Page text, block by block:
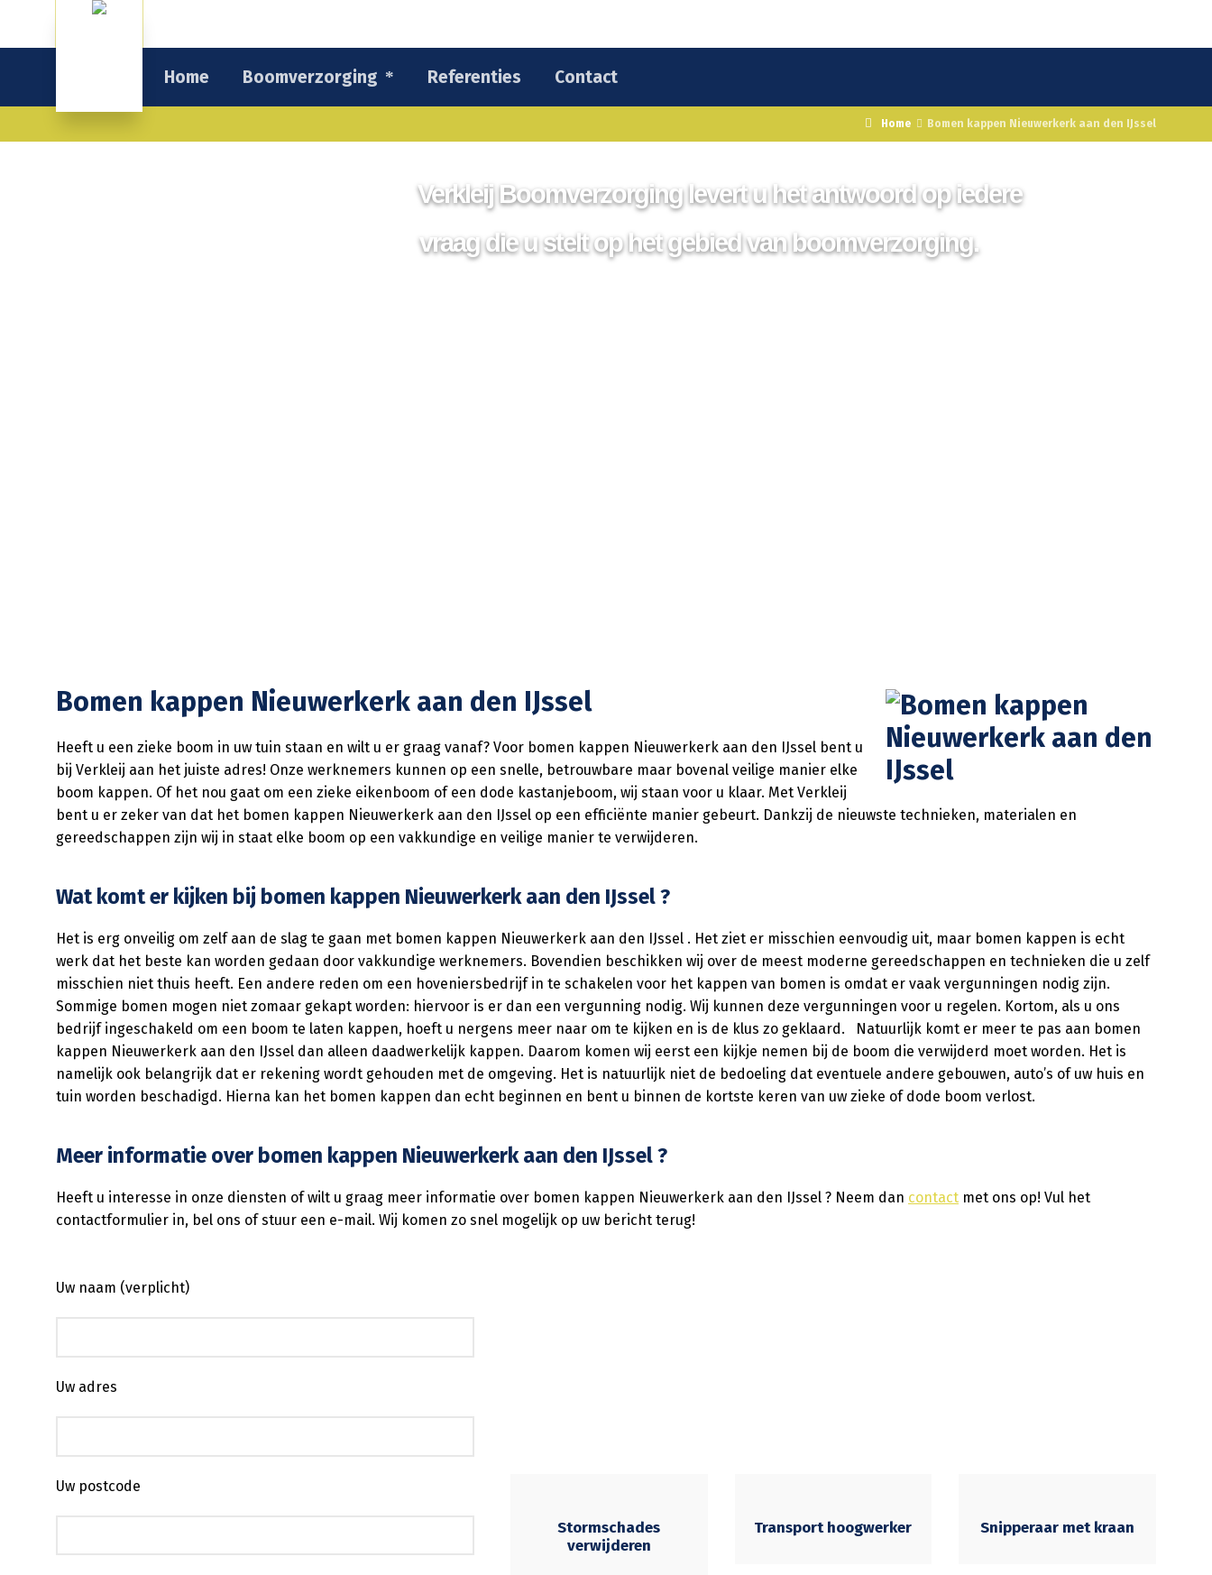
Home Boomverzorging Referenties Contact
Home Bomen kappen Nieuwerkerk aan den IJssel
Wij staan graag voor u klaar!
Neem vrijblijvend contact met ons op
Bomen kappen Nieuwerkerk aan den IJssel
Heeft u een zieke boom in uw tuin staan en wilt u er graag vanaf? Voor bomen kappen Nieuwerkerk aan den IJssel bent u
bij Verkleij aan het juiste adres! Onze werknemers kunnen op een snelle, betrouwbare maar bovenal veilige manier elke
boom kappen. Of het nou gaat om een zieke eikenboom of een dode kastanjeboom, wij staan voor u klaar. Met Verkleij
bent u er zeker van dat het bomen kappen Nieuwerkerk aan den IJssel op een efficiënte manier gebeurt. Dankzij de nieuwste technieken, materialen en
gereedschappen zijn wij in staat elke boom op een vakkundige en veilige manier te verwijderen.
Wat komt er kijken bij bomen kappen Nieuwerkerk aan den IJssel ?
Het is erg onveilig om zelf aan de slag te gaan met bomen kappen Nieuwerkerk aan den IJssel . Het ziet er misschien eenvoudig uit, maar bomen kappen is echt
werk dat het beste kan worden gedaan door vakkundige werknemers. Bovendien beschikken wij over de meest moderne gereedschappen en technieken die u zelf
misschien niet thuis heeft. Een andere reden om een hoveniersbedrijf in te schakelen voor het kappen van bomen is omdat er vaak vergunningen nodig zijn.
Sommige bomen mogen niet zomaar gekapt worden: hiervoor is er dan een vergunning nodig. Wij kunnen deze vergunningen voor u regelen. Kortom, als u ons
bedrijf ingeschakeld om een boom te laten kappen, hoeft u nergens meer naar om te kijken en is de klus zo geklaard. Natuurlijk komt er meer te pas aan bomen
kappen Nieuwerkerk aan den IJssel dan alleen daadwerkelijk kappen. Daarom komen wij eerst een kijkje nemen bij de boom die verwijderd moet worden. Het is
namelijk ook belangrijk dat er rekening wordt gehouden met de omgeving. Het is natuurlijk niet de bedoeling dat eventuele andere gebouwen, auto’s of uw huis en
tuin worden beschadigd. Hierna kan het bomen kappen dan echt beginnen en bent u binnen de kortste keren van uw zieke of dode boom verlost.
Meer informatie over bomen kappen Nieuwerkerk aan den IJssel ?
Heeft u interesse in onze diensten of wilt u graag meer informatie over bomen kappen Nieuwerkerk aan den IJssel ? Neem dan contact met ons op! Vul het
contactformulier in, bel ons of stuur een e-mail. Wij komen zo snel mogelijk op uw bericht terug!
Uw naam (verplicht)
Uw adres
Uw postcode
Stormschades
verwijderen
Transport hoogwerker Snipperaar met kraan